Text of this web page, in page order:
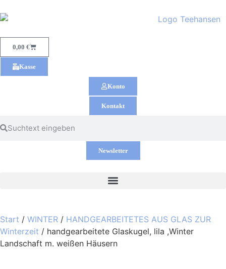
0,00 €
Kasse
Konto
Kontakt
Newsletter
Start / WINTER / HANDGEARBEITETES AUS GLAS ZUR
Winterzeit / handgearbeitete Glaskugel, lila ,Winter
Landschaft m. weißen Häusern